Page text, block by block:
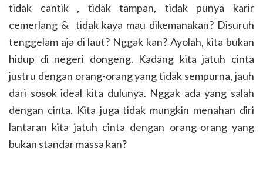
tidak cantik , tidak tampan, tidak punya karir
cemerlang & tidak kaya mau dikemanakan? Disuruh
tenggelam aja di laut? Nggak kan? Ayolah, kita bukan
hidup di negeri dongeng. Kadang kita jatuh cinta
justru dengan orang-orang yang tidak sempurna, jauh
dari sosok ideal kita dulunya. Nggak ada yang salah
dengan cinta. Kita juga tidak mungkin menahan diri
lantaran kita jatuh cinta dengan orang-orang yang
bukan standar massa kan?